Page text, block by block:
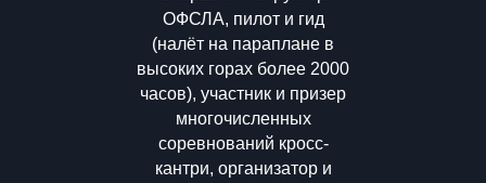
ОФСЛА, пилот и гид
(налёт на параплане в
высоких горах более 2000
часов), участник и призер
многочисленных
соревнований кросс-
кантри, организатор и